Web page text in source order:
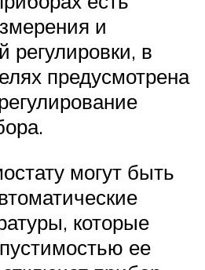
и
регулировки, в
предусмотрена
могут быть
которые
ее